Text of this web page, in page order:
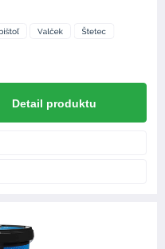
Detail produktu